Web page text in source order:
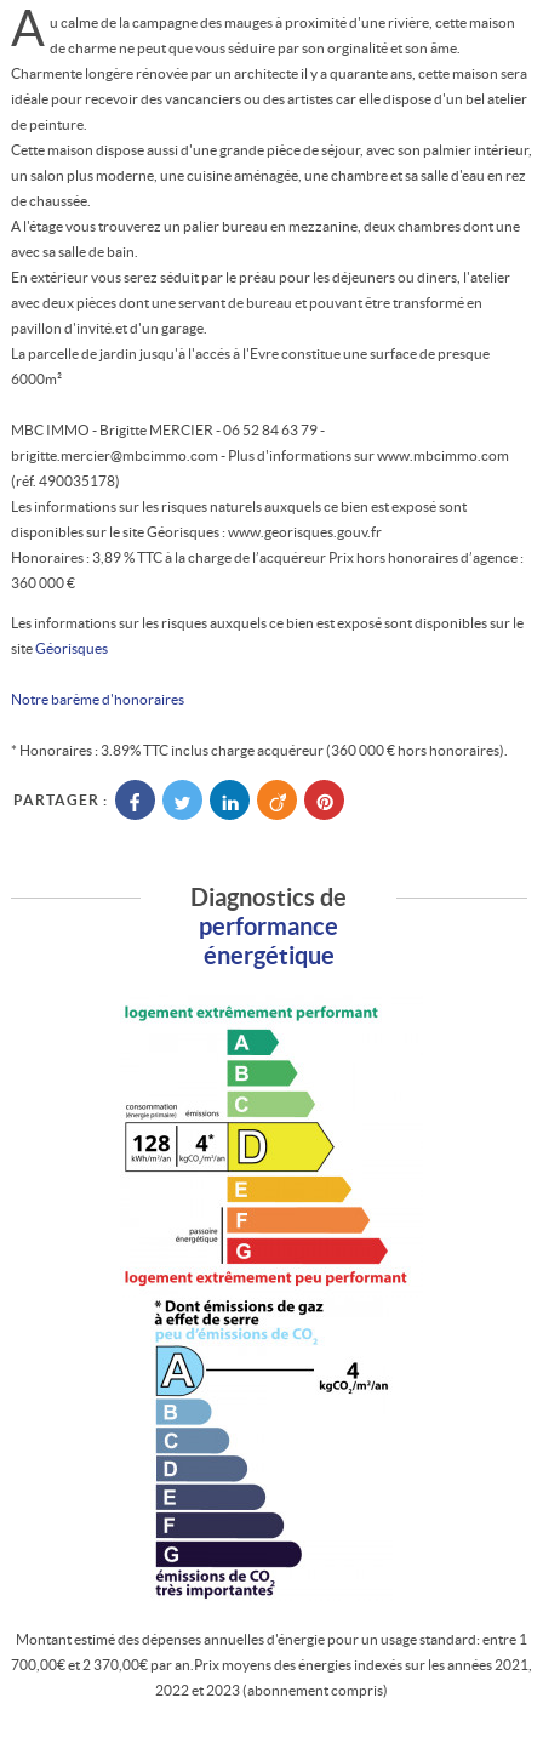
A u calme de la campagne des mauges à proximité d'une rivière, cette maison
de charme ne peut que vous séduire par son orginalité et son âme.
Charmente longère rénovée par un architecte il y a quarante ans, cette maison sera
idéale pour recevoir des vancanciers ou des artistes car elle dispose d'un bel atelier
de peinture.
Cette maison dispose aussi d'une grande pièce de séjour, avec son palmier intérieur,
un salon plus moderne, une cuisine aménagée, une chambre et sa salle d'eau en rez
de chaussée.
A l'étage vous trouverez un palier bureau en mezzanine, deux chambres dont une
avec sa salle de bain.
En extérieur vous serez séduit par le préau pour les déjeuners ou diners, l'atelier
avec deux pièces dont une servant de bureau et pouvant être transformé en
pavillon d'invité.et d'un garage.
La parcelle de jardin jusqu'à l'accés à l'Evre constitue une surface de presque
6000m²
MBC IMMO - Brigitte MERCIER - 06 52 84 63 79 -
brigitte.mercier@mbcimmo.com - Plus d'informations sur www.mbcimmo.com
(réf. 490035178)
Les informations sur les risques naturels auxquels ce bien est exposé sont
disponibles sur le site Géorisques : www.georisques.gouv.fr
Honoraires : 3,89 % TTC à la charge de l’acquéreur Prix hors honoraires d’agence :
360 000 €
Les informations sur les risques auxquels ce bien est exposé sont disponibles sur le
siteGéorisques
Notre barème d'honoraires
* Honoraires : 3.89% TTC inclus charge acquéreur (360 000 € hors honoraires).
PARTAGER :
Diagnostics de
performance
énergétique
Montant estimé des dépenses annuelles d'énergie pour un usage standard: entre 1
700,00€ et 2 370,00€ par an.Prix moyens des énergies indexés sur les années 2021,
2022 et 2023 (abonnement compris)